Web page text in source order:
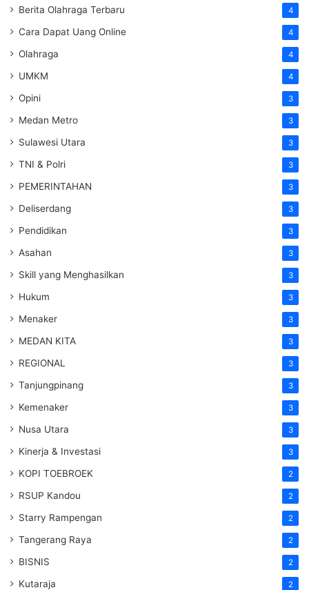
Berita Olahraga Terbaru 4
Cara Dapat Uang Online 4
Olahraga 4
UMKM 4
Opini 3
Medan Metro 3
Sulawesi Utara 3
TNI & Polri 3
PEMERINTAHAN 3
Deliserdang 3
Pendidikan 3
Asahan 3
Skill yang Menghasilkan 3
Hukum 3
Menaker 3
MEDAN KITA 3
REGIONAL 3
Tanjungpinang 3
Kemenaker 3
Nusa Utara 3
Kinerja & Investasi 3
KOPI TOEBROEK 2
RSUP Kandou 2
Starry Rampengan 2
Tangerang Raya 2
BISNIS 2
Kutaraja 2